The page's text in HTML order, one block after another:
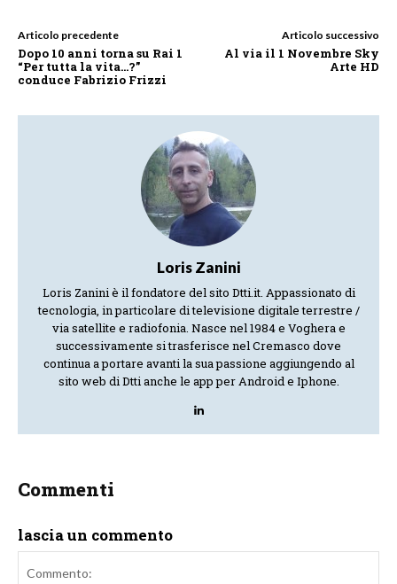
Articolo precedente
Dopo 10 anni torna su Rai 1
“Per tutta la vita…?”
conduce Fabrizio Frizzi
Articolo successivo
Al via il 1 Novembre Sky
Arte HD
Loris Zanini
Loris Zanini è il fondatore del sito Dtti.it. Appassionato di
tecnologia, in particolare di televisione digitale terrestre /
via satellite e radiofonia. Nasce nel 1984 e Voghera e
successivamente si trasferisce nel Cremasco dove
continua a portare avanti la sua passione aggiungendo al
sito web di Dtti anche le app per Android e Iphone.
Commenti
lascia un commento